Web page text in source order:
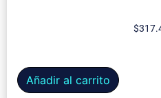
$
Añadir al carrito